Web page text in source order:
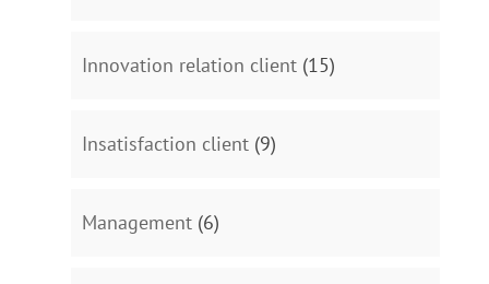
Innovation relation client(15)
Insatisfaction client(9)
Management(6)